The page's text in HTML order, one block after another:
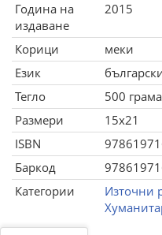
Година на
издаване
2015
Корици
меки
Език
Тегло
500 грама
Размери
15x21
ISBN
Баркод
Категории
Източни